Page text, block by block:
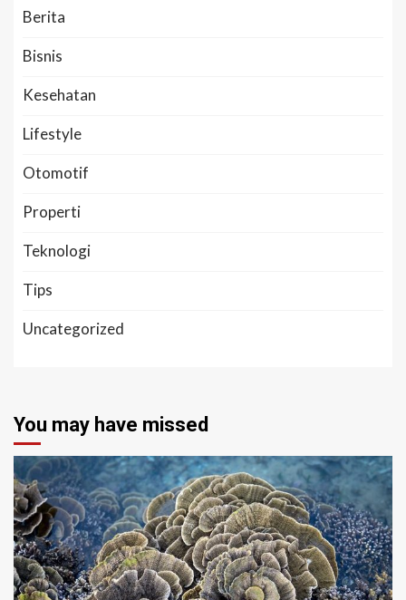
Berita
Bisnis
Kesehatan
Lifestyle
Otomotif
Properti
Teknologi
Tips
Uncategorized
You may have missed
3 min read